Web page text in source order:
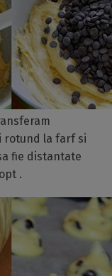
rotund la farf si
fie distantate
.